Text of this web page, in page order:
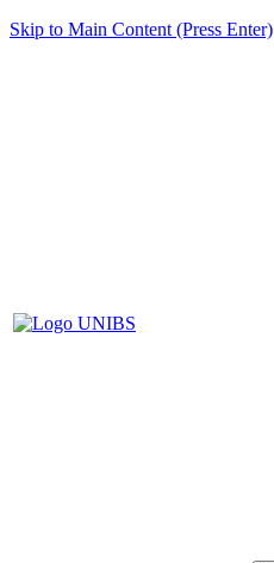
Skip to Main Content (Press Enter)